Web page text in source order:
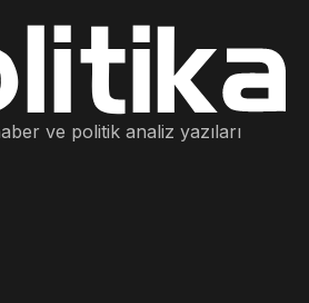
ve politik analiz yazıları